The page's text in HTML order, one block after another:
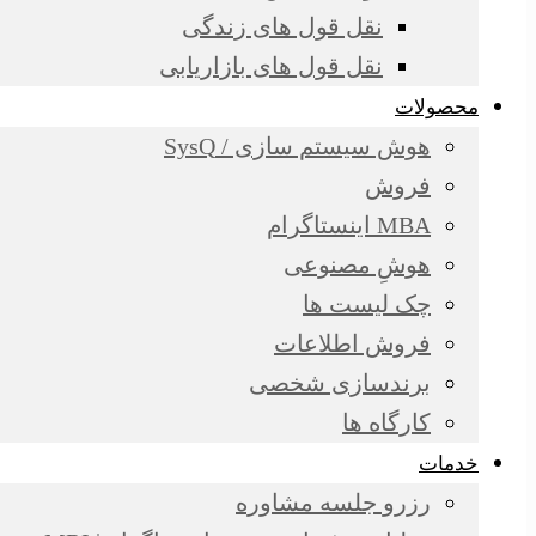
نقل قول های زندگی
نقل قول های بازاریابی
محصولات
هوش سیستم سازی / SysQ
فروش
MBA اینستاگرام
هوشِ مصنوعی
چک لیست ها
فروش اطلاعات
برندسازی شخصی
کارگاه ها
خدمات
رزرو جلسه مشاوره